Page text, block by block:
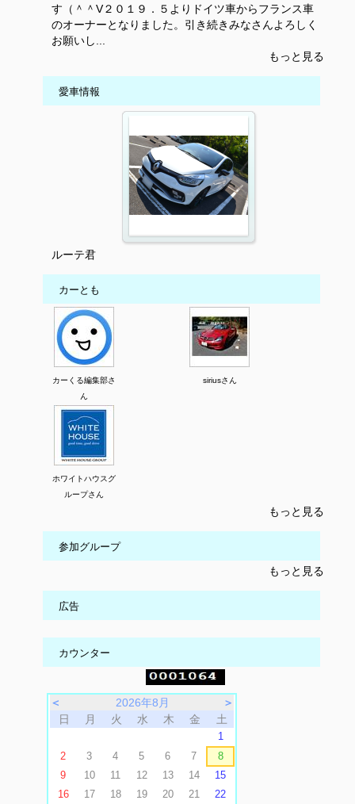
す（＾＾V２０１９．５よりドイツ車からフランス車
のオーナーとなりました。引き続きみなさんよろしく
お願いし...
もっと見る
愛車情報
ルーテ君
カーとも
カーくる編集部さ
ん
siriusさん
ホワイトハウスグ
ループさん
もっと見る
参加グループ
もっと見る
広告
カウンター
＜ 2026年8月
＞
日
月 火 水 木 金 土
1
2
3 4 5 6 7
8
9
10 11 12 13 14
15
16
17 18 19 20 21
22